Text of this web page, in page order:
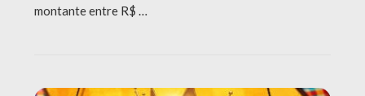
montante entre R$ …